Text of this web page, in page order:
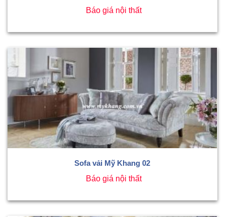
Báo giá nội thất
Sofa vải Mỹ Khang 02
Báo giá nội thất